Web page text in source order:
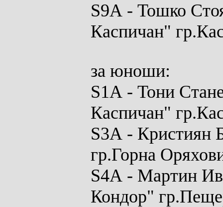
S9A - Тошко
Каспичан"
за юноши:
S1A - Тони
Каспичан"
S3A - Кристиян
гр.Горна
S4A - Мартин
Кондор"